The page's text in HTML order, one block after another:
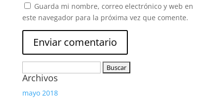
Guarda mi nombre, correo electrónico y web en
este navegador para la próxima vez que comente.
Archivos
mayo 2018